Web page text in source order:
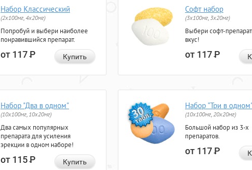
Набор Классический
(2x100мг, 4x20мг)
Попробуй и выбери наиболее
понравившийся препарат.
от 117Р Купить
Софт набор
(3x100мг, 3x20мг)
Выбери софт-
вкус!
от 117Р
Набор "Два в одном"
(10x100мг, 10x20мг)
Два самых популярных
препарата для усиления
эрекции в одном наборе!
от 115Р Купить
Набор "Три в
(10x100мг, 20x20мг)
Большой набор из 3-х
препаратов.
от 117Р